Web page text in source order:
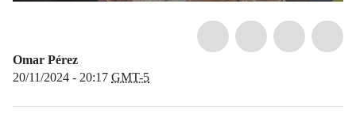
Omar Pérez
20/11/2024 - 20:17 GMT-5